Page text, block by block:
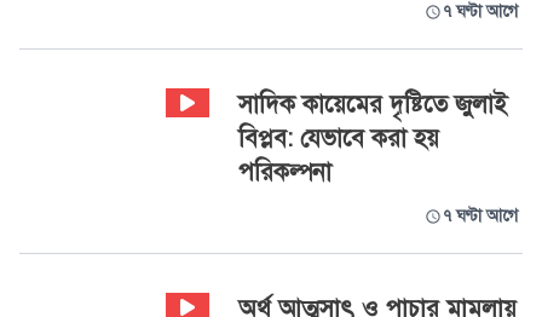
৭ ঘণ্টা আগে
সাদিক কায়েমের দৃষ্টিতে জুলাই
বিপ্লব: যেভাবে করা হয়
পরিকল্পনা
৭ ঘণ্টা আগে
অর্থ আত্মসাৎ ও পাচার মামলায়